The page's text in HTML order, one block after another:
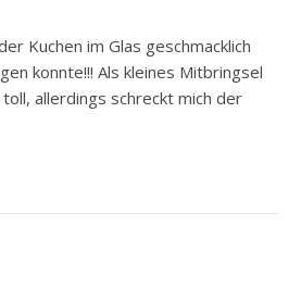
Kuchen im Glas geschmacklich
konnte!!! Als kleines Mitbringsel
allerdings schreckt mich der